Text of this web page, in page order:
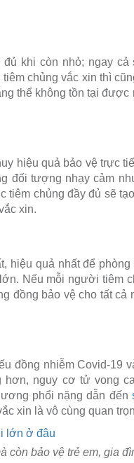
khi còn nhỏ; ngay cả
chủng vắc xin thì
thể không tồn tại
hiệu quả bảo vệ trực
đối tượng nhạy cảm
chủng đầy đủ sẽ tạo
xin.
hiệu quả nhất để
Nếu mỗi người tiêm
đồng bảo vệ cho tất
đồng nhiễm Covid-19
nguy cơ tử vong
phổi nặng dẫn đến
xin là vô cùng quan
còn bảo vệ trẻ em, gia